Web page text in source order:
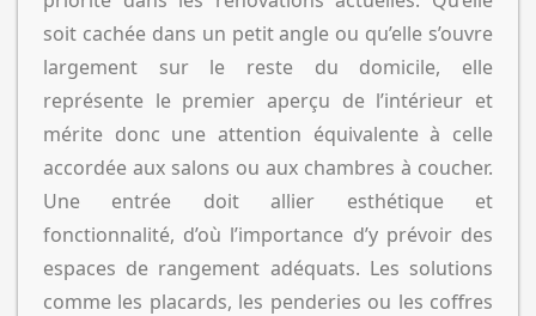
soit cachée dans un petit angle ou qu’elle s’ouvre
largement sur le reste du domicile, elle
représente le premier aperçu de l’intérieur et
mérite donc une attention équivalente à celle
accordée aux salons ou aux chambres à coucher.
Une entrée doit allier esthétique et
fonctionnalité, d’où l’importance d’y prévoir des
espaces de rangement adéquats. Les solutions
comme les placards, les penderies ou les coffres